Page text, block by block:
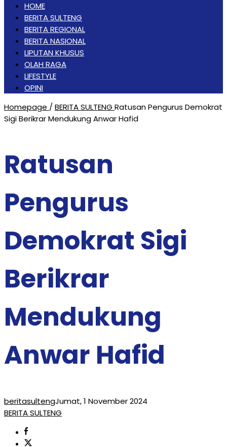
HOME
BERITA SULTENG
BERITA REGIONAL
BERITA NASIONAL
LIPUTAN KHUSUS
OLAH RAGA
LIFESTYLE
OPINI
Homepage / BERITA SULTENG Ratusan Pengurus Demokrat
Sigi Berikrar Mendukung Anwar Hafid
Ratusan
Pengurus
Demokrat Sigi
Berikrar
Mendukung
Anwar Hafid
beritasultengJumat, 1 November 2024
BERITA SULTENG